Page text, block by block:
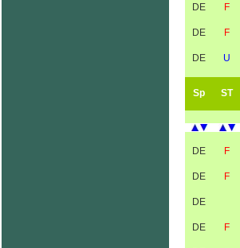
DE F
DE F
DE U
Sp ST
DE F
DE F
DE
DE F